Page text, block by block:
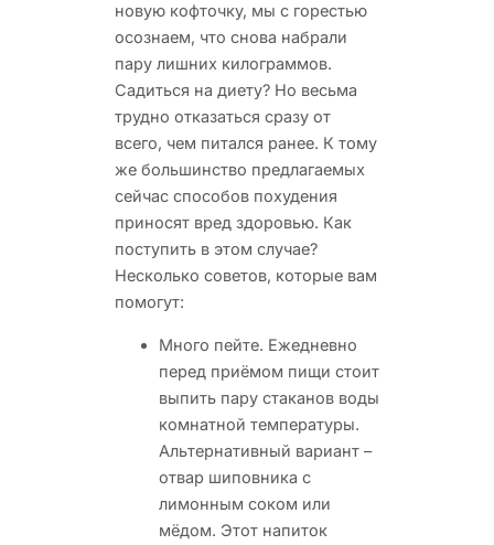
новую кофточку, мы с горестью
осознаем, что снова набрали
пару лишних килограммов.
Садиться на диету? Но весьма
трудно отказаться сразу от
всего, чем питался ранее. К тому
же большинство предлагаемых
сейчас способов похудения
приносят вред здоровью. Как
поступить в этом случае?
Несколько советов, которые вам
помогут:
Много пейте. Ежедневно
перед приёмом пищи стоит
выпить пару стаканов воды
комнатной температуры.
Альтернативный вариант –
отвар шиповника с
лимонным соком или
мёдом. Этот напиток